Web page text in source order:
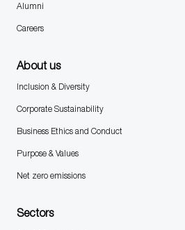
Alumni
Careers
About us
Inclusion & Diversity
Corporate Sustainability
Business Ethics and Conduct
Purpose & Values
Net zero emissions
Sectors